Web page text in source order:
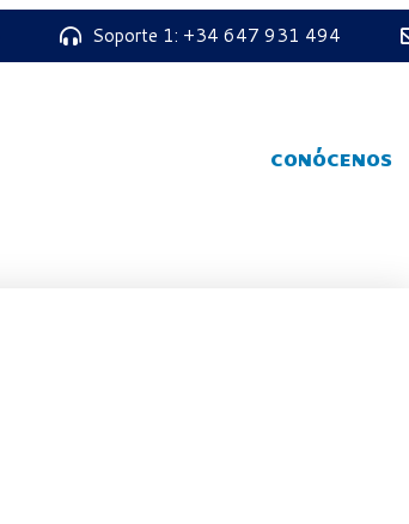
Soporte 1: +34 647 931 494
CONÓCENOS